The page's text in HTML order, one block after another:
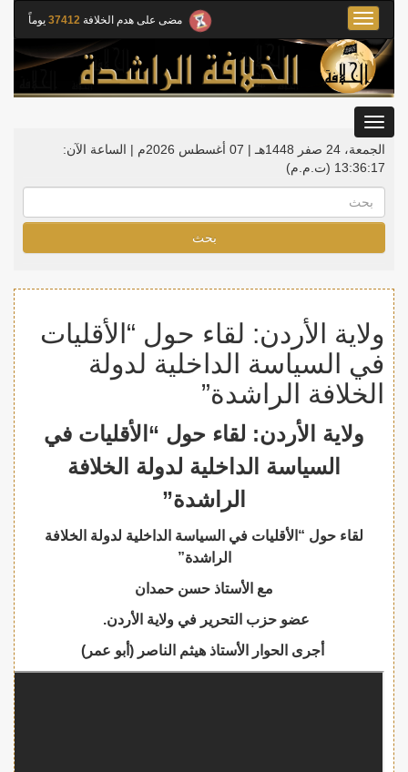
مضى على هدم الخلافة 37412 يوماً
Toggle
navigation
الجمعة، 24 صفر 1448هـ | 07 أغسطس 2026م |
الساعة الآن:
13:36:18 (ت.م.م)
بحث
ولاية الأردن: لقاء حول “الأقليات
في السياسة الداخلية لدولة
الخلافة الراشدة”
ولاية الأردن: لقاء حول “الأقليات في
السياسة الداخلية لدولة الخلافة
الراشدة”
لقاء حول “الأقليات في السياسة الداخلية لدولة الخلافة
الراشدة”
مع الأستاذ حسن حمدان
عضو حزب التحرير في ولاية الأردن.
أجرى الحوار الأستاذ هيثم الناصر (أبو عمر)